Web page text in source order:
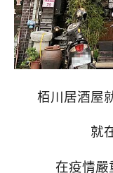
栢川居酒屋
就
在疫情嚴